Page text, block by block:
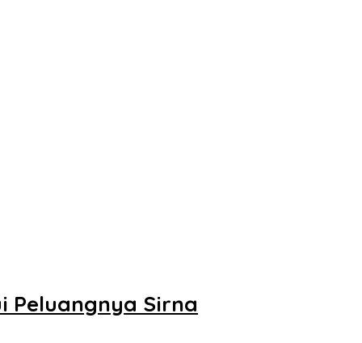
Peluangnya Sirna